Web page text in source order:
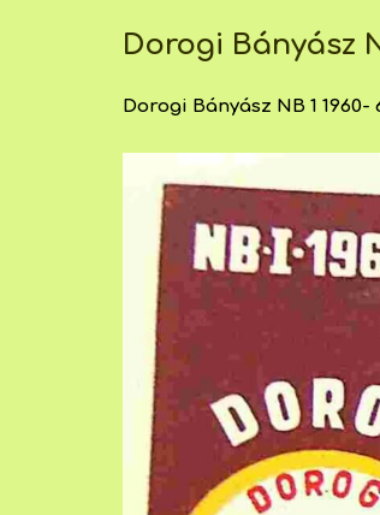
Dorogi Bányász
Dorogi Bányász NB 1